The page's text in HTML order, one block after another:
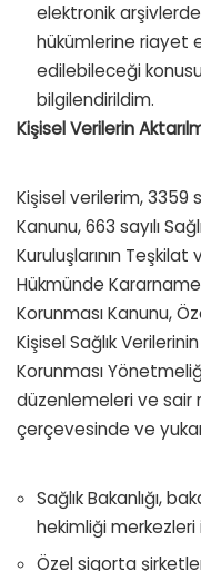
elektronik
hükümlerine riayet
edilebileceği
bilgilendirildim.
Kişisel Verilerin
Kişisel verilerim, 3359
Kanunu, 663 sayılı
Kuruluşlarının
Hükmünde
Korunması Kanunu,
Kişisel Sağlık
Korunması
düzenlemeleri ve sair
çerçevesinde ve
Sağlık Bakanlığı,
hekimliği merkezleri
Özel sigorta